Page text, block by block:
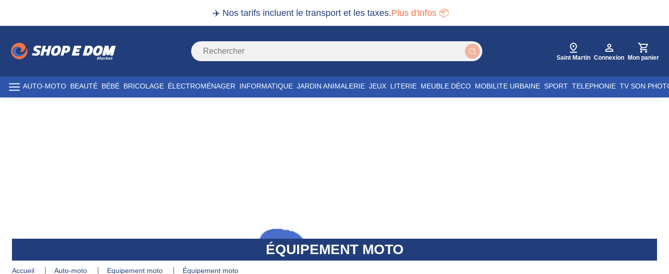
✈️ Nos tarifs incluent le transport et les taxes.Plus d'infos 📦
Saint Martin Connexion Mon panier
AUTO-MOTO BEAUTÉ BÉBÉ BRICOLAGE ÉLECTROMÉNAGER INFORMATIQUE JARDIN ANIMALERIE JEUX LITERIE MEUBLE DÉCO MOBILITE URBAINE SPORT TELEPHONIE TV SON
ÉQUIPEMENT MOTO
accueil auto-moto equipement moto équipement moto